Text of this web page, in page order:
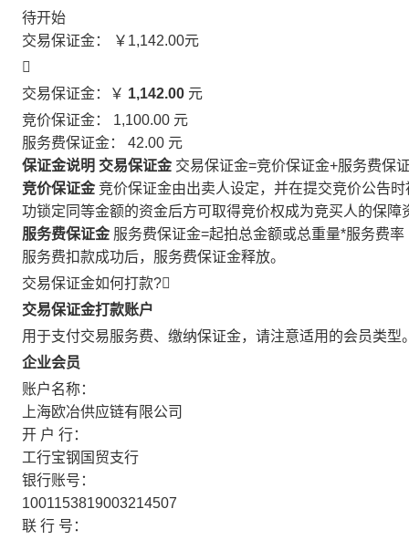
待开始
交易保证金：
￥1,142.00元

交易保证金：￥ 1,142.00 元
竞价保证金： 1,100.00 元
服务费保证金： 42.00 元
保证金说明 交易保证金 交易保证金=竞价保证金+服务费保
竞价保证金 竞价保证金由出卖人设定，并在提交竞价公告
功锁定同等金额的资金后方可取得竞价权成为竞买人的保障
服务费保证金 服务费保证金=起拍总金额或总重量*服务费率
服务费扣款成功后，服务费保证金释放。
交易保证金如何打款?
交易保证金打款账户
用于支付交易服务费、缴纳保证金，请注意适用的会员类型
企业会员
账户名称：
上海欧冶供应链有限公司
开 户 行：
工行宝钢国贸支行
银行账号：
1001153819003214507
联 行 号：